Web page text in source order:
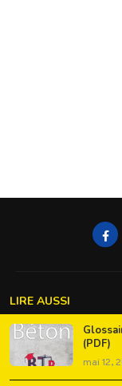
LIRE AUSSI
(PDF)
mai 12,